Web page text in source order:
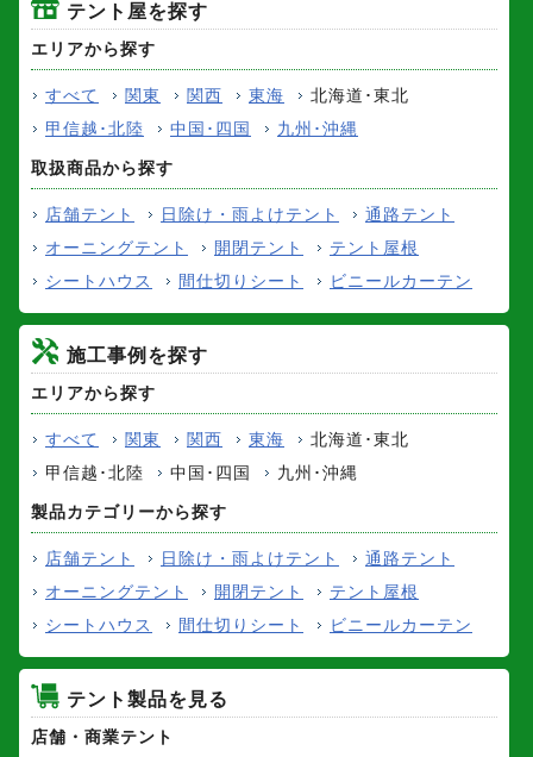
テント屋を探す
エリアから探す
すべて 関東 関西 東海
北海道･東北
甲信越･北陸
中国･四国 九州･沖縄
取扱商品から探す
店舗テント 日除け・雨よけテント
通路テント
オーニングテント
開閉テント
テント屋根
シートハウス
間仕切りシート ビニールカーテン
施工事例を探す
エリアから探す
すべて 関東 関西 東海
北海道･東北
甲信越･北陸
中国･四国 九州･沖縄
製品カテゴリーから探す
店舗テント 日除け・雨よけテント
通路テント
オーニングテント
開閉テント
テント屋根
シートハウス
間仕切りシート ビニールカーテン
テント製品を見る
店舗・商業テント